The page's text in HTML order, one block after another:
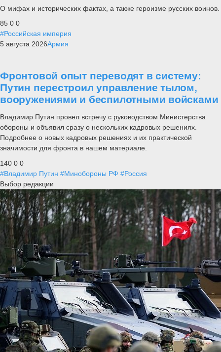
О мифах и исторических фактах, а также героизме русских воинов.
85 0 0
#Российская империя
5 августа 2026Армия
Фронтовой опыт переводят в систему:
Путин перестроил управление тылом,
вооружениями и беспилотными войсками
Владимир Путин провел встречу с руководством Министерства
обороны и объявил сразу о нескольких кадровых решениях.
Подробнее о новых кадровых решениях и их практической
значимости для фронта в нашем материале.
140 0 0
#Владимир Путин #Минобороны РФ #Россия
Выбор редакции